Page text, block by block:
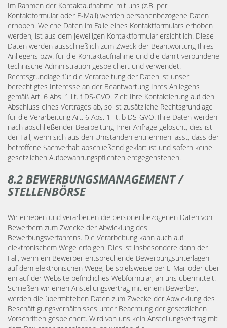
Im Rahmen der Kontaktaufnahme mit uns (z.B. per
Kontaktformular oder E-Mail) werden personenbezogene Daten
erhoben. Welche Daten im Falle eines Kontaktformulars erhoben
werden, ist aus dem jeweiligen Kontaktformular ersichtlich. Diese
Daten werden ausschließlich zum Zweck der Beantwortung Ihres
Anliegens bzw. für die Kontaktaufnahme und die damit verbundene
technische Administration gespeichert und verwendet.
Rechtsgrundlage für die Verarbeitung der Daten ist unser
berechtigtes Interesse an der Beantwortung Ihres Anliegens
gemäß Art. 6 Abs. 1 lit. f DS-GVO. Zielt Ihre Kontaktierung auf den
Abschluss eines Vertrages ab, so ist zusätzliche Rechtsgrundlage
für die Verarbeitung Art. 6 Abs. 1 lit. b DS-GVO. Ihre Daten werden
nach abschließender Bearbeitung Ihrer Anfrage gelöscht, dies ist
der Fall, wenn sich aus den Umständen entnehmen lässt, dass der
betroffene Sachverhalt abschließend geklärt ist und sofern keine
gesetzlichen Aufbewahrungspflichten entgegenstehen.
8.2 BEWERBUNGSMANAGEMENT /
STELLENBÖRSE
Wir erheben und verarbeiten die personenbezogenen Daten von
Bewerbern zum Zwecke der Abwicklung des
Bewerbungsverfahrens. Die Verarbeitung kann auch auf
elektronischem Wege erfolgen. Dies ist insbesondere dann der
Fall, wenn ein Bewerber entsprechende Bewerbungsunterlagen
auf dem elektronischen Wege, beispielsweise per E-Mail oder über
ein auf der Website befindliches Webformular, an uns übermittelt.
Schließen wir einen Anstellungsvertrag mit einem Bewerber,
werden die übermittelten Daten zum Zwecke der Abwicklung des
Beschäftigungsverhältnisses unter Beachtung der gesetzlichen
Vorschriften gespeichert. Wird von uns kein Anstellungsvertrag mit